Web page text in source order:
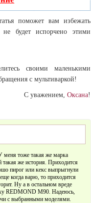
поможет вам избежать
будет испорчено этими
своими маленькими
с мультиваркой!
С уважением, Оксана!
меня тоже такая же марка
такая же история. Приходится
пирог или кекс выпрыгнули
когда варю, то приходится
Ну а в остальном вреде
REDMOND M90. Надеюсь,
с выбранными моделями.